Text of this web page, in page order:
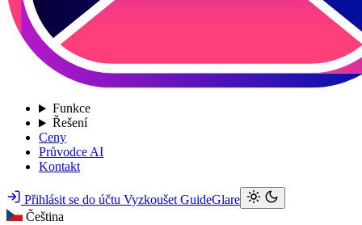
Funkce
Řešení
Ceny
Průvodce AI
Kontakt
Přihlásit se do účtu Vyzkoušet GuideGlare
Čeština